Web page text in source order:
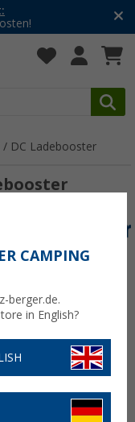
/ DC Ladebooster
CAMPING
berger.de.
in English?